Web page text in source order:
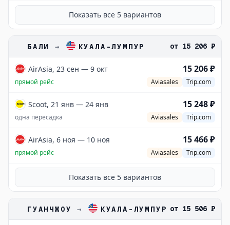
Показать все 5 вариантов
БАЛИ → КУАЛА-ЛУМПУР от 15 206 ₽
AirAsia, 23 сен — 9 окт 15 206 ₽
прямой рейс Aviasales Trip.com
Scoot, 21 янв — 24 янв 15 248 ₽
одна пересадка Aviasales Trip.com
AirAsia, 6 ноя — 10 ноя 15 466 ₽
прямой рейс Aviasales Trip.com
Показать все 5 вариантов
ГУАНЧЖОУ → КУАЛА-ЛУМПУР от 15 506 ₽